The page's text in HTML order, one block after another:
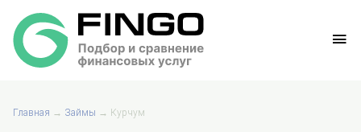
Главная → Займы → Курчум